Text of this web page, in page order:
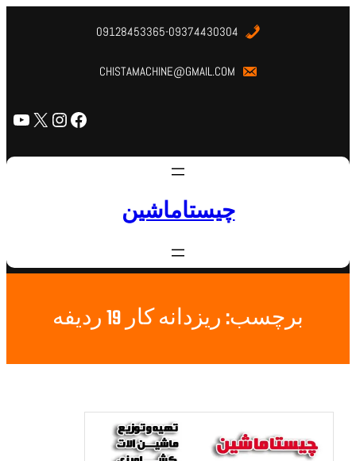
09128453365-09374430304
CHISTAMACHINE@GMAIL.COM
چیستاماشین
برچسب: ریزدانه کار 19 ردیفه